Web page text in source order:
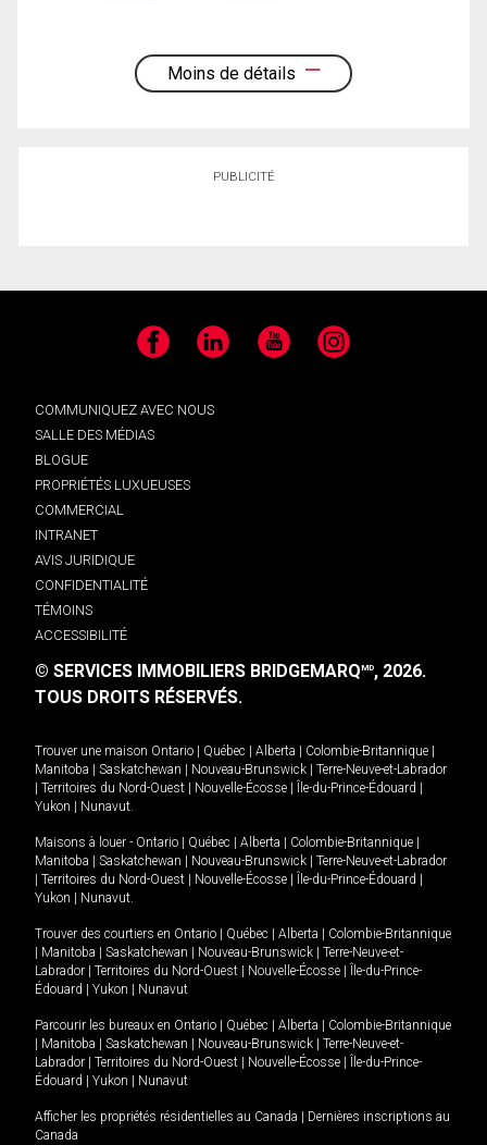
Moins de détails
PUBLICITÉ
Facebook LinkedIn YouTube Instagram
COMMUNIQUEZ AVEC NOUS
SALLE DES MÉDIAS
BLOGUE
PROPRIÉTÉS LUXUEUSES
COMMERCIAL
INTRANET
AVIS JURIDIQUE
CONFIDENTIALITÉ
TÉMOINS
ACCESSIBILITÉ
© SERVICES IMMOBILIERS BRIDGEMARQMD, 2026.
TOUS DROITS RÉSERVÉS.
Trouver une maison Ontario | Québec | Alberta | Colombie-Britannique |
Manitoba | Saskatchewan | Nouveau-Brunswick | Terre-Neuve-et-Labrador
| Territoires du Nord-Ouest | Nouvelle-Écosse | Île-du-Prince-Édouard |
Yukon | Nunavut
Maisons à louer - Ontario | Québec | Alberta | Colombie-Britannique |
Manitoba | Saskatchewan | Nouveau-Brunswick | Terre-Neuve-et-Labrador
| Territoires du Nord-Ouest | Nouvelle-Écosse | Île-du-Prince-Édouard |
Yukon | Nunavut
Trouver des courtiers en Ontario | Québec | Alberta | Colombie-Britannique
| Manitoba | Saskatchewan | Nouveau-Brunswick | Terre-Neuve-et-
Labrador | Territoires du Nord-Ouest | Nouvelle-Écosse | Île-du-Prince-
Édouard | Yukon | Nunavut
Parcourir les bureaux en Ontario | Québec | Alberta | Colombie-Britannique
| Manitoba | Saskatchewan | Nouveau-Brunswick | Terre-Neuve-et-
Labrador | Territoires du Nord-Ouest | Nouvelle-Écosse | Île-du-Prince-
Édouard | Yukon | Nunavut
Afficher les propriétés résidentielles au Canada | Dernières inscriptions au
Canada